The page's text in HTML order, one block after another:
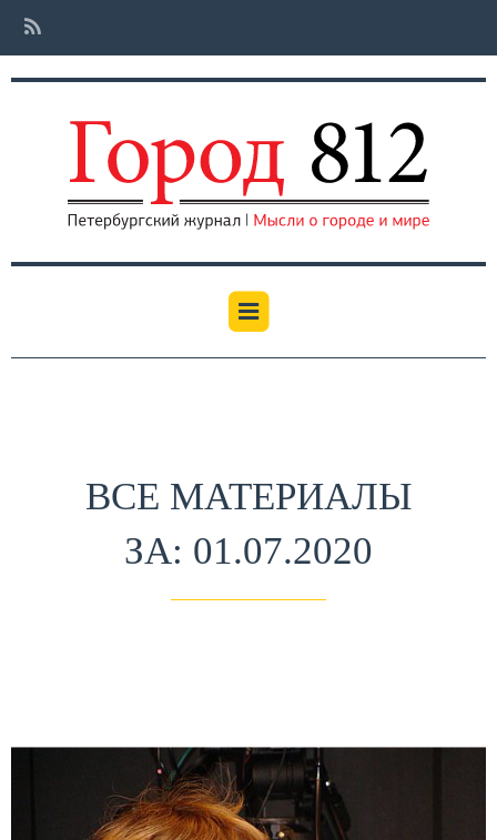
ВСЕ МАТЕРИАЛЫ
ЗА: 01.07.2020